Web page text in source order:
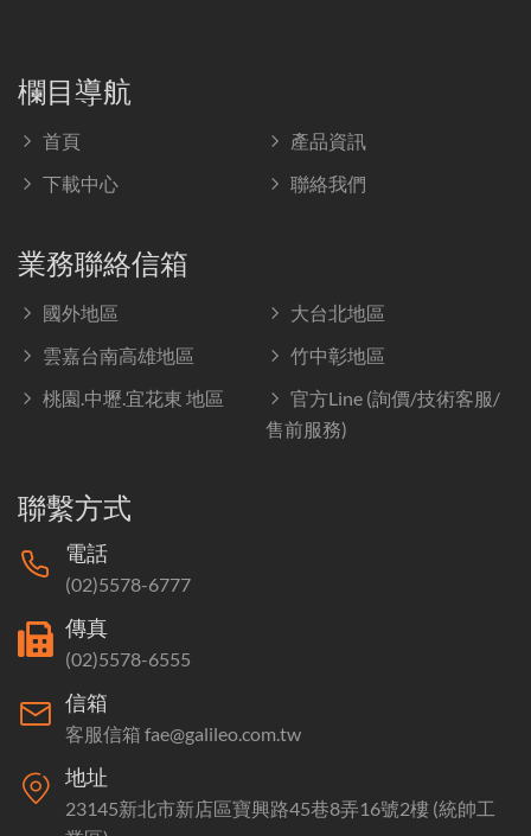
欄目導航
首頁
產品資訊
下載中心
聯絡我們
業務聯絡信箱
國外地區
大台北地區
雲嘉台南高雄地區
竹中彰地區
桃園.中壢.宜花東 地區
官方Line (詢價/技術客服/
售前服務)
聯繫方式
電話
(02)5578-6777
傳真
(02)5578-6555
信箱
客服信箱 fae@galileo.com.tw
地址
23145新北市新店區寶興路45巷8弄16號2樓 (統帥工